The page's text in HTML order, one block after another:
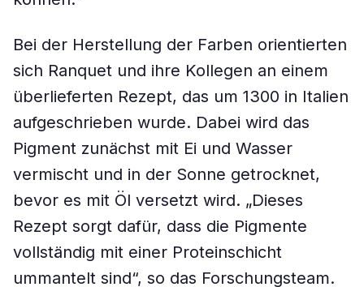
Bei der Herstellung der Farben orientierten
sich Ranquet und ihre Kollegen an einem
überlieferten Rezept, das um 1300 in Italien
aufgeschrieben wurde. Dabei wird das
Pigment zunächst mit Ei und Wasser
vermischt und in der Sonne getrocknet,
bevor es mit Öl versetzt wird. „Dieses
Rezept sorgt dafür, dass die Pigmente
vollständig mit einer Proteinschicht
ummantelt sind“, so das Forschungsteam.